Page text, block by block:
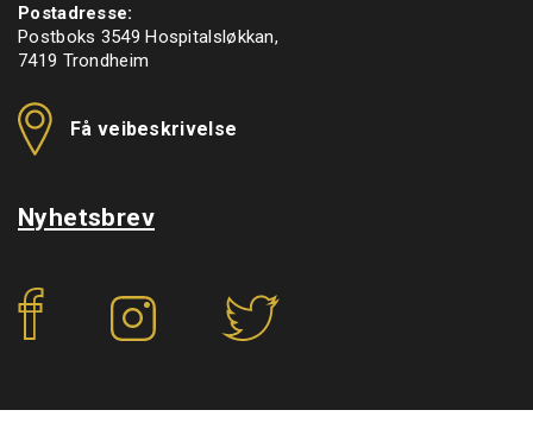
Postadresse:
Postboks 3549 Hospitalsløkkan,
7419 Trondheim
Få veibeskrivelse
Nyhetsbrev
f